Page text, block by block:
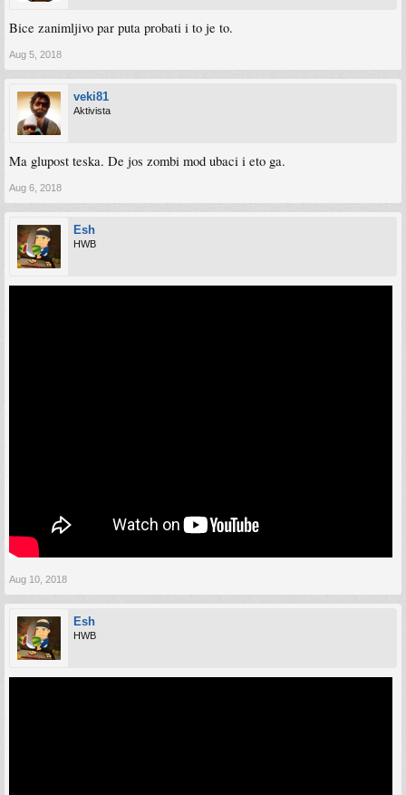
Bice zanimljivo par puta probati i to je to.
Aug 5, 2018
veki81
Aktivista
Ma glupost teska. De jos zombi mod ubaci i eto ga.
Aug 6, 2018
Esh
HWB
Aug 10, 2018
Esh
HWB